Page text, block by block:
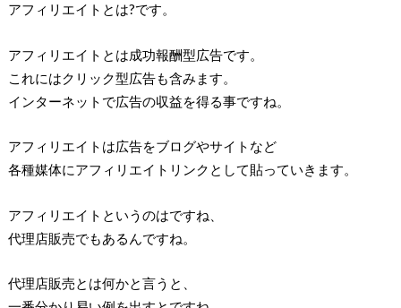
アフィリエイトとは?です。
アフィリエイトとは成功報酬型広告です。
これにはクリック型広告も含みます。
インターネットで広告の収益を得る事ですね。
アフィリエイトは広告をブログやサイトなど
各種媒体にアフィリエイトリンクとして貼っていきます。
アフィリエイトというのはですね、
代理店販売でもあるんですね。
代理店販売とは何かと言うと、